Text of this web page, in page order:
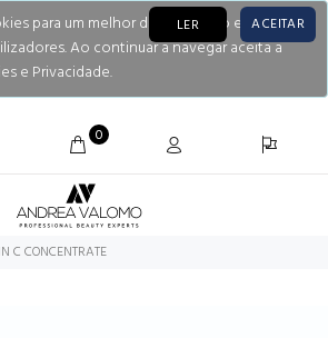
para um melhor desempenho e
Ao continuar a navegar aceita a
e Privacidade.
LER ACEITAR
0
C CONCENTRATE